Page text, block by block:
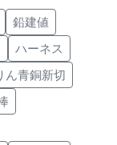
鉛建値
ハーネス
ん青銅新切